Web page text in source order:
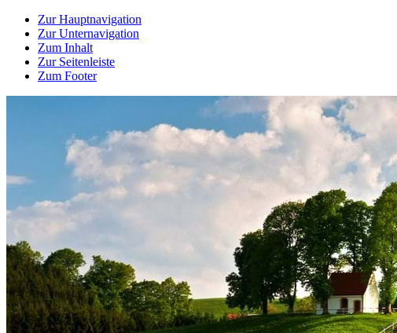
Zur Hauptnavigation
Zur Unternavigation
Zum Inhalt
Zur Seitenleiste
Zum Footer